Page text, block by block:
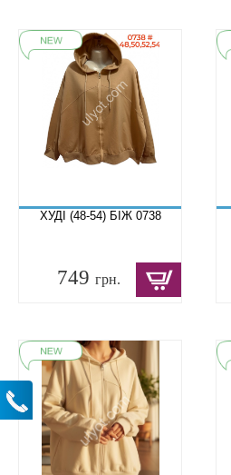
ХУДІ (48-54) БІЖ 0738
749 грн.